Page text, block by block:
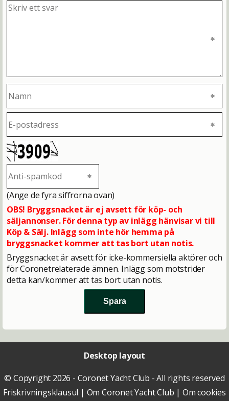
(Ange de fyra siffrorna ovan)
OBS! Bryggsnacket är ej avsett för köp- och
säljannonser. För denna typ av inlägg hänvisar vi till
Köp & Sälj. Inlägg som inte hör hemma på
bryggsnacket kommer att tas bort utan notis.
Bryggsnacket är avsett för icke-kommersiella aktörer och
för Coronetrelaterade ämnen. Inlägg som motstrider
detta kan/kommer att tas bort utan notis.
Desktop layout
© Copyright 2026 - Coronet Yacht Club - All rights reserved
Friskrivningsklausul | Om Coronet Yacht Club | Om cookies